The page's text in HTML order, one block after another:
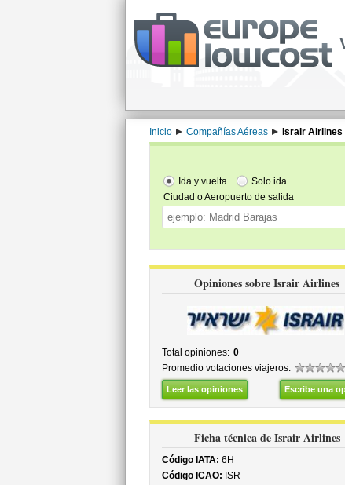
Inicio Compañías Aéreas Israir Airlines
Ida y vuelta
Solo ida
Ciudad o Aeropuerto de salida
Opiniones sobre Israir Airlines
Total opiniones: 0
Promedio votaciones viajeros:
Leer las opiniones Escribe una
Ficha técnica de Israir Airlines
Código IATA: 6H
Código ICAO: ISR